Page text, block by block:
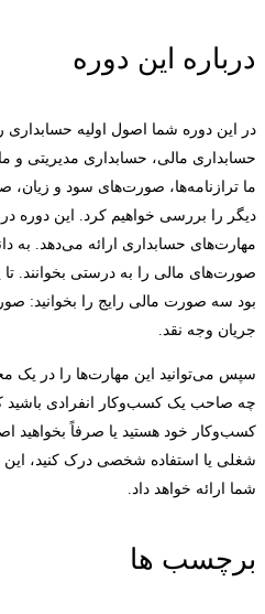
درباره این دوره
در این دوره شما اصول اولیه حسابداری
حسابداری مالی، حسابداری مدیریتی و
ما ترازنامه‌ها، صورت‌های سود و زیان،
دیگر را بررسی خواهیم کرد. این دوره
مهارت‌های حسابداری ارائه می‌دهد. به
صورت‌های مالی را به درستی بخوانند. تا
بود سه صورت مالی رایج را بخوانید:
جریان وجه نقد.
سپس می‌توانید این مهارت‌ها را در یک
چه صاحب یک کسب‌وکار انفرادی باشید
کسب‌وکار خود هستید یا صرفاً بخواهید
شغلی یا استفاده شخصی درک کنید، این
شما ارائه خواهد داد.
برچسب ها